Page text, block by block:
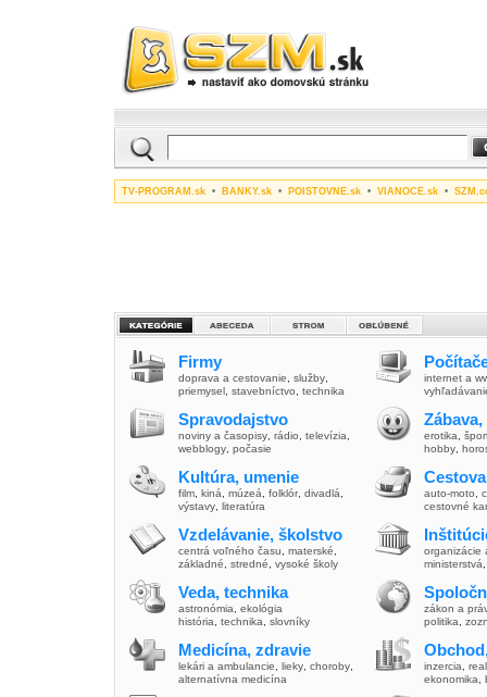
TV-PROGRAM.sk • BANKY.sk • POISTOVNE.sk • VIANOCE.sk •
Firmy
doprava a cestovanie služby
priemysel stavebníctvo technika
Spravodajstvo
noviny a časopisy rádio televízia
webblogy počasie
Kultúra, umenie
film kiná múzeá folklór, divadlá
výstavy literatúra
Vzdelávanie, školstvo
centrá voľného času materské
základné
stredné vysoké školy
Veda, technika
astronómia
ekológia
história
technika slovníky
Medicína, zdravie
lekári a ambulancie lieky choroby
alternatívna medicína
internet a
erotika
hobby
auto-moto
cestovné
organizácie
ministerstvá
zákon a
politika
inzercia
ekonomika